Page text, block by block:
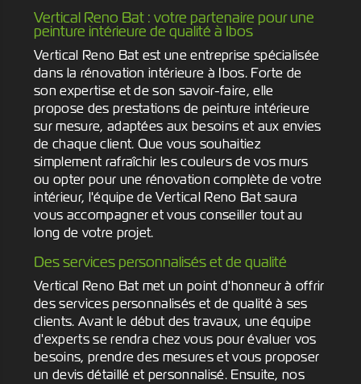
Vertical Reno Bat : votre partenaire pour une
peinture intérieure de qualité à Ibos
Vertical Reno Bat est une entreprise spécialisée
dans la rénovation intérieure à Ibos. Forte de
son expertise et de son savoir-faire, elle
propose des prestations de peinture intérieure
sur mesure, adaptées aux besoins et aux envies
de chaque client. Que vous souhaitiez
simplement rafraîchir les couleurs de vos murs
ou opter pour une rénovation complète de votre
intérieur, l'équipe de Vertical Reno Bat saura
vous accompagner et vous conseiller tout au
long de votre projet.
Des services personnalisés et de qualité
Vertical Reno Bat met un point d'honneur à offrir
des services personnalisés et de qualité à ses
clients. Avant le début des travaux, une équipe
d'experts se rendra chez vous pour évaluer vos
besoins, prendre des mesures et vous proposer
un devis détaillé et personnalisé. Ensuite, nos